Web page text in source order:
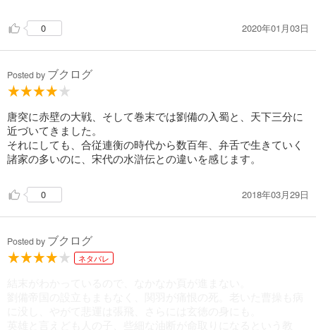
0 2020年01月03日
Posted by ブクログ
唐突に赤壁の大戦、そして巻末では劉備の入蜀と、天下三分に
近づいてきました。
それにしても、合従連衡の時代から数百年、弁舌で生きていく
諸家の多いのに、宋代の水滸伝との違いを感じます。
0 2018年03月29日
Posted by ブクログ
ネタバレ